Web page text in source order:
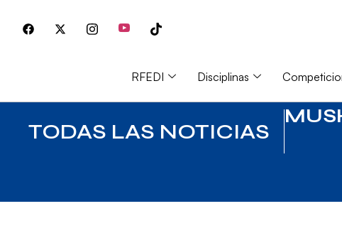
RFEDI Disciplinas
TODAS LAS NOTICIAS